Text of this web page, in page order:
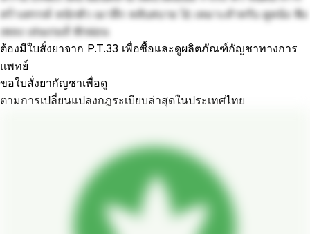
สร้างสรรค์ หนักตัว เมาลึก หลับสบาย 🚀 เหมาะสำหรับ ดูหนัง ฟัง
เพลง เล่นเกมส์ พักผ่อน
ต้องมีใบสั่งยาจาก P.T.33 เพื่อซื้อและดูผลิตภัณฑ์กัญชาทางการ
แพทย์
ขอใบสั่งยากัญชาเพื่อดู
ตามการเปลี่ยนแปลงกฎระเบียบล่าสุดในประเทศไทย